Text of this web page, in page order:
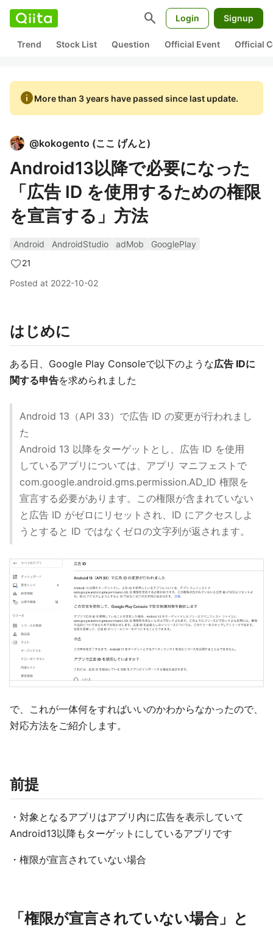
search Login Signup
Trend Stock List Question Official Event Official
infoMore than 3 years have passed since last update.
@kokogento (ここ げんと)
Android13以降で必要になった
「広告 ID を使用するための権限
を宣言する」方法
Android AndroidStudio adMob
GooglePlay
21
Posted at 2022-10-02
はじめに
ある日、Google Play Consoleで以下のような広告 IDに
関する申告を求められました
Android 13（API 33）で広告 ID の変更が行われまし
た
Android 13 以降をターゲットとし、広告 ID を使用
しているアプリについては、アプリ マニフェストで
com.google.android.gms.permission.AD_ID 権限を
宣言する必要があります。この権限が含まれていない
と広告 ID がゼロにリセットされ、ID にアクセスしよ
うとすると ID ではなくゼロの文字列が返されます。
で、これが一体何をすればいいのかわからなかったので、
対応方法をご紹介します。
前提
・対象となるアプリはアプリ内に広告を表示していて
Android13以降もターゲットにしているアプリです
・権限が宣言されていない場合
「権限が宣言されていない場合」と